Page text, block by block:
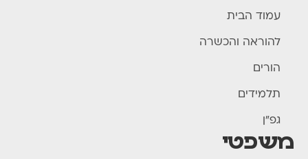
עמוד הבית
להוראה והכשרה
הורים
תלמידים
גפ"ן
משפטי